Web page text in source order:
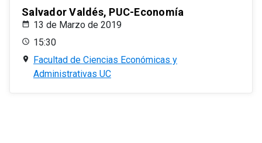
Salvador Valdés, PUC-Economía
13 de Marzo de 2019
15:30
Facultad de Ciencias Económicas y
Administrativas UC